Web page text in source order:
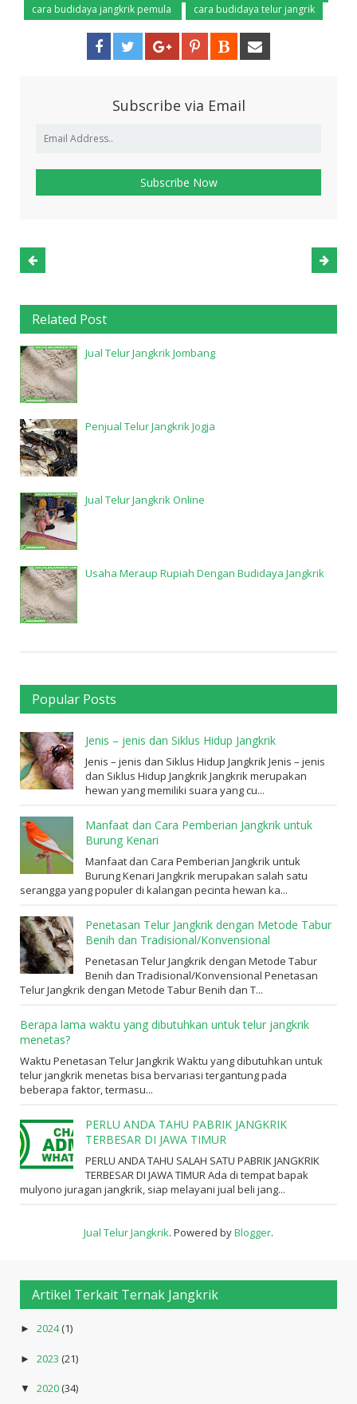
cara budidaya jangkrik pemula
cara budidaya telur jangrik
Subscribe via Email
Related Post
Jual Telur Jangkrik Jombang
Penjual Telur Jangkrik Jogja
Jual Telur Jangkrik Online
Usaha Meraup Rupiah Dengan Budidaya Jangkrik
Popular Posts
Jenis – jenis dan Siklus Hidup Jangkrik
Jenis – jenis dan Siklus Hidup Jangkrik Jenis – jenis
dan Siklus Hidup Jangkrik Jangkrik merupakan
hewan yang memiliki suara yang cu...
Manfaat dan Cara Pemberian Jangkrik untuk
Burung Kenari
Manfaat dan Cara Pemberian Jangkrik untuk
Burung Kenari Jangkrik merupakan salah satu
serangga yang populer di kalangan pecinta hewan ka...
Penetasan Telur Jangkrik dengan Metode Tabur
Benih dan Tradisional/Konvensional
Penetasan Telur Jangkrik dengan Metode Tabur
Benih dan Tradisional/Konvensional Penetasan
Telur Jangkrik dengan Metode Tabur Benih dan T...
Berapa lama waktu yang dibutuhkan untuk telur jangkrik
menetas?
Waktu Penetasan Telur Jangkrik Waktu yang dibutuhkan untuk
telur jangkrik menetas bisa bervariasi tergantung pada
beberapa faktor, termasu...
PERLU ANDA TAHU PABRIK JANGKRIK
TERBESAR DI JAWA TIMUR
PERLU ANDA TAHU SALAH SATU PABRIK JANGKRIK
TERBESAR DI JAWA TIMUR Ada di tempat bapak
mulyono juragan jangkrik, siap melayani jual beli jang...
Jual Telur Jangkrik. Powered byBlogger.
Artikel Terkait Ternak Jangkrik
► 2024(1)
► 2023 (21)
▼ 2020(34)